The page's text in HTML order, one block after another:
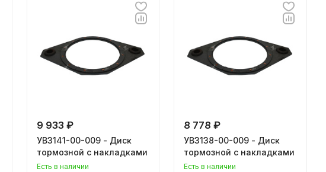
9 933 ₽
УВ3141-00-009 - Диск
тормозной с накладками
Есть в наличии
8 778 ₽
УВ3138-00-009 - Диск
тормозной с накладками
Есть в наличии